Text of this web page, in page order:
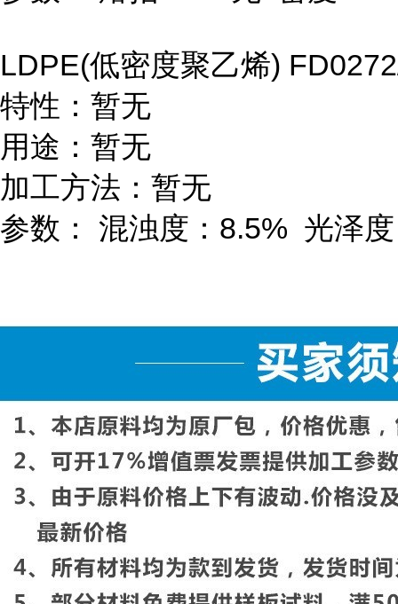
LDPE(低密度聚乙烯)
特性：暂无
用途：暂无
加工方法：暂无
参数：
混浊度： 8.5% 光泽